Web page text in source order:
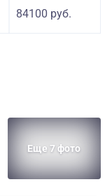
84100 руб.
Еще 7 фото